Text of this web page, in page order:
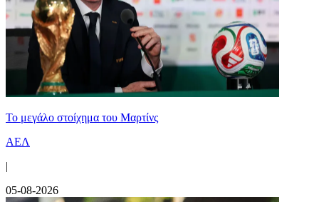
Το μεγάλο στοίχημα του Μαρτίνς
ΑΕΛ
|
05-08-2026